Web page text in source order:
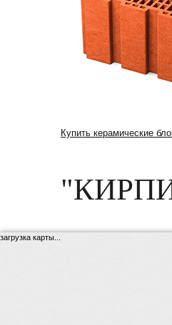
Купить керамические
загрузка карты...